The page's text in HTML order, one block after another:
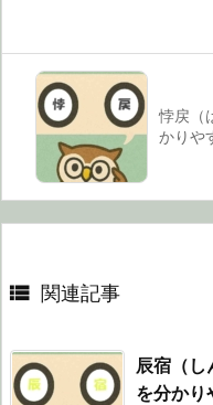
悖戻（
かりや
 関連記事
辰宿（
を分かり